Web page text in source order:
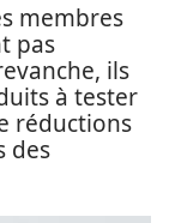
membres
pas
ils
à tester
réductions
des